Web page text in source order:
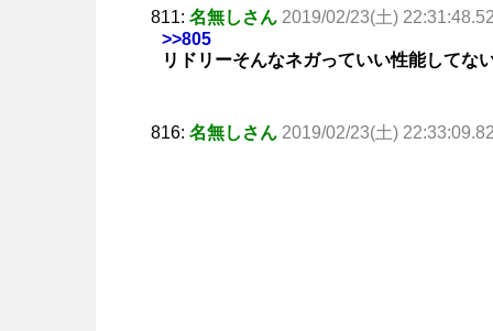
811: 名無しさん 2019/02/23(土) 22:31:48.52
>>805
リドリーそんなネガっていい性能してな
816: 名無しさん 2019/02/23(土) 22:33:09.82